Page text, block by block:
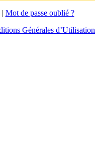
| Mot de passe oublié ?
Générales d’Utilisation